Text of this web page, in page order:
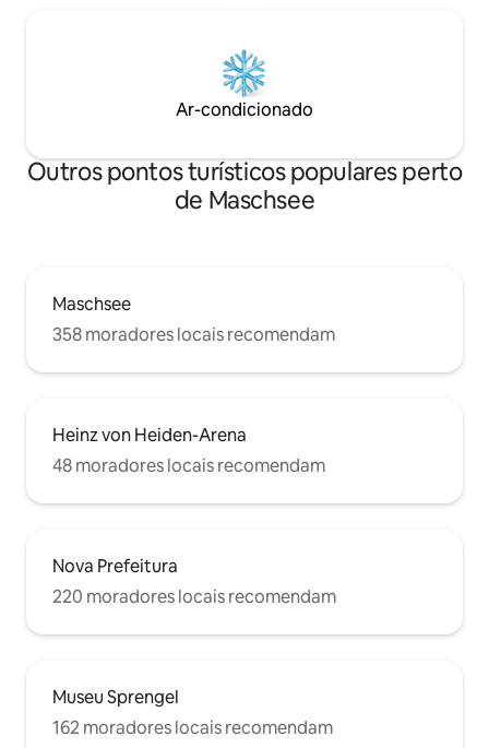
Ar-condicionado
Outros pontos turísticos populares perto
de Maschsee
Maschsee
358 moradores locais recomendam
Heinz von Heiden-Arena
48 moradores locais recomendam
Nova Prefeitura
220 moradores locais recomendam
Museu Sprengel
162 moradores locais recomendam